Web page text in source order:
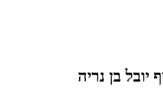
בן נריה